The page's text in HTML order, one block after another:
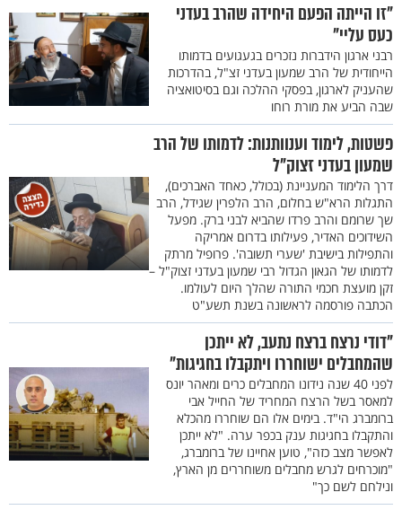
"זו הייתה הפעם היחידה שהרב בעדני
כעס עליי"
רבני ארגון הידברות נזכרים בגעגועים בדמותו
הייחודית של הרב שמעון בעדני זצ"ל, בהדרכות
שהעניק לארגון, בפסקי ההלכה וגם בסיטואציה
שבה הביע את מורת רוחו
פשטות, לימוד וענוותנות: לדמותו של הרב
שמעון בעדני זצוק"ל
דרך הלימוד המעניינת (בכולל, כאחד האברכים),
התגלות הרא"ש בחלום, הרב הלפרין שגידל, הרב
שך שרומם והרב פרדו שהביא לבני ברק. מפעל
השידוכים האדיר, פעילותו בדרום אמריקה
והתפילות בישיבת 'שערי תשובה'. פרופיל מרתק
לדמותו של הגאון הגדול רבי שמעון בעדני זצוק"ל –
זקן מועצת חכמי התורה שהלך היום לעולמו.
הכתבה פורסמה לראשונה בשנת תשע"ט
"דודי נרצח ברצח נתעב, לא ייתכן
שהמחבלים ישוחררו ויתקבלו בחגיגות"
לפני 40 שנה נידונו המחבלים כרים ומאהר יונס
למאסר בשל הרצח המחריד של החייל אבי
ברומברג הי"ד. בימים אלו הם שוחררו מהכלא
והתקבלו בחגיגות ענק בכפר ערה. "לא ייתכן
לאפשר מצב כזה", טוען אחיינו של ברומברג,
"מוכרחים לגרש מחבלים משוחררים מן הארץ,
ונילחם לשם כך"